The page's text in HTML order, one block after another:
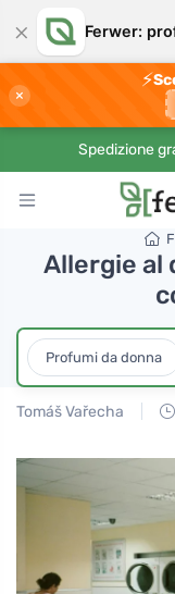
× Ferwer:
×
⚡
Spedizione
Allergie al
Profumi da donna
Tomáš Vařecha